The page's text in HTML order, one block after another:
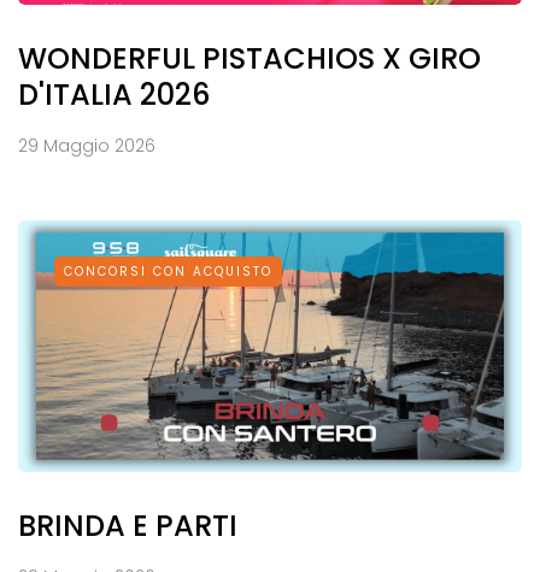
WONDERFUL PISTACHIOS X GIRO
D'ITALIA 2026
29 Maggio 2026
CONCORSI CON ACQUISTO
BRINDA E PARTI